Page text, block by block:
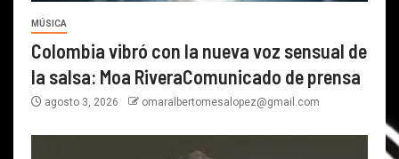
MÚSICA
Colombia vibró con la nueva voz sensual de
la salsa: Moa RiveraComunicado de prensa
agosto 3, 2026 omaralbertomesalopez@gmail.com